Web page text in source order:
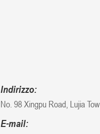
Indirizzo:
No. 98 Xingpu Road, Lujia
E-mail: